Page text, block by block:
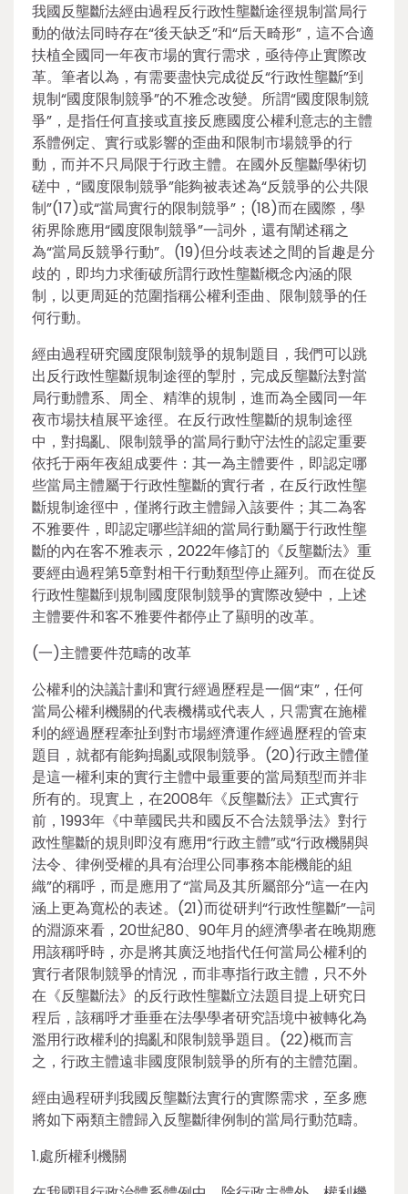
我國反壟斷法經由過程反行政性壟斷途徑規制當局行
動的做法同時存在“後天缺乏”和“后天畸形”，這不合適
扶植全國同一年夜市場的實行需求，亟待停止實際改
革。筆者以為，有需要盡快完成從反“行政性壟斷”到
規制“國度限制競爭”的不雅念改變。所謂“國度限制競
爭”，是指任何直接或直接反應國度公權利意志的主體
系體例定、實行或影響的歪曲和限制市場競爭的行
動，而并不只局限于行政主體。在國外反壟斷學術切
磋中，“國度限制競爭”能夠被表述為“反競爭的公共限
制”(17)或“當局實行的限制競爭”；(18)而在國際，學
術界除應用“國度限制競爭”一詞外，還有闡述稱之
為“當局反競爭行動”。(19)但分歧表述之間的旨趣是分
歧的，即均力求衝破所謂行政性壟斷概念內涵的限
制，以更周延的范圍指稱公權利歪曲、限制競爭的任
何行動。
經由過程研究國度限制競爭的規制題目，我們可以跳
出反行政性壟斷規制途徑的掣肘，完成反壟斷法對當
局行動體系、周全、精準的規制，進而為全國同一年
夜市場扶植展平途徑。在反行政性壟斷的規制途徑
中，對搗亂、限制競爭的當局行動守法性的認定重要
依托于兩年夜組成要件：其一為主體要件，即認定哪
些當局主體屬于行政性壟斷的實行者，在反行政性壟
斷規制途徑中，僅將行政主體歸入該要件；其二為客
不雅要件，即認定哪些詳細的當局行動屬于行政性壟
斷的內在客不雅表示，2022年修訂的《反壟斷法》重
要經由過程第5章對相干行動類型停止羅列。而在從反
行政性壟斷到規制國度限制競爭的實際改變中，上述
主體要件和客不雅要件都停止了顯明的改革。
(一)主體要件范疇的改革
公權利的決議計劃和實行經過歷程是一個“束”，任何
當局公權利機關的代表機構或代表人，只需實在施權
利的經過歷程牽扯到對市場經濟運作經過歷程的管束
題目，就都有能夠搗亂或限制競爭。(20)行政主體僅
是這一權利束的實行主體中最重要的當局類型而并非
所有的。現實上，在2008年《反壟斷法》正式實行
前，1993年《中華國民共和國反不合法競爭法》對行
政性壟斷的規則即沒有應用“行政主體”或“行政機關與
法令、律例受權的具有治理公同事務本能機能的組
織”的稱呼，而是應用了“當局及其所屬部分”這一在內
涵上更為寬松的表述。(21)而從研判“行政性壟斷”一詞
的淵源來看，20世紀80、90年月的經濟學者在晚期應
用該稱呼時，亦是將其廣泛地指代任何當局公權利的
實行者限制競爭的情況，而非專指行政主體，只不外
在《反壟斷法》的反行政性壟斷立法題目提上研究日
程后，該稱呼才垂垂在法學學者研究語境中被轉化為
濫用行政權利的搗亂和限制競爭題目。(22)概而言
之，行政主體遠非國度限制競爭的所有的主體范圍。
經由過程研判我國反壟斷法實行的實際需求，至多應
將如下兩類主體歸入反壟斷律例制的當局行動范疇。
1.處所權利機關